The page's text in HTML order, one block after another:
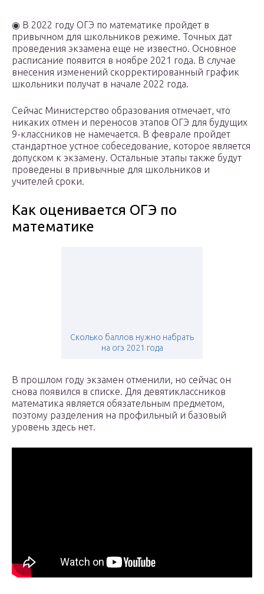
◉ В 2022 году ОГЭ по математике пройдет в
привычном для школьников режиме. Точных дат
проведения экзамена еще не известно. Основное
расписание появится в ноябре 2021 года. В случае
внесения изменений скорректированный график
школьники получат в начале 2022 года.
Сейчас Министерство образования отмечает, что
никаких отмен и переносов этапов ОГЭ для будущих
9-классников не намечается. В феврале пройдет
стандартное устное собеседование, которое является
допуском к экзамену. Остальные этапы также будут
проведены в привычные для школьников и
учителей сроки.
Как оценивается ОГЭ по
математике
Сколько баллов нужно набрать
на огэ 2021 года
В прошлом году экзамен отменили, но сейчас он
снова появился в списке. Для девятиклассников
математика является обязательным предметом,
поэтому разделения на профильный и базовый
уровень здесь нет.